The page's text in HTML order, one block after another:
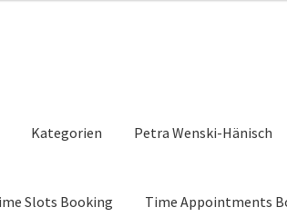
Kategorien Petra Wenski-Hänisch
Slots Booking Time Appointments